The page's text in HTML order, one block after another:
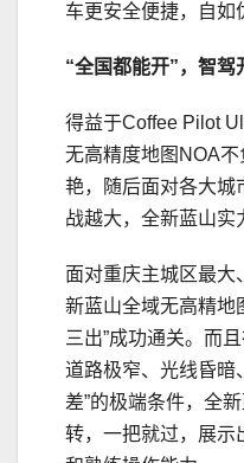
车更安全便捷，自如
“全国都能开”， 智驾
得益于Coffee Pilot
无高精度地图NOA
艳，随后面对各大城
战越大，全新蓝山实
面对重庆主城区最大
新蓝山全域无高精地
三出”成功通关。而
道路极窄、光线昏暗
差”的极端条件，全
转，一把就过，展示